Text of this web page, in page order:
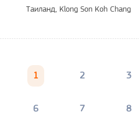
Таиланд, Klong Son Koh Chang
1 2 3
6 7 8